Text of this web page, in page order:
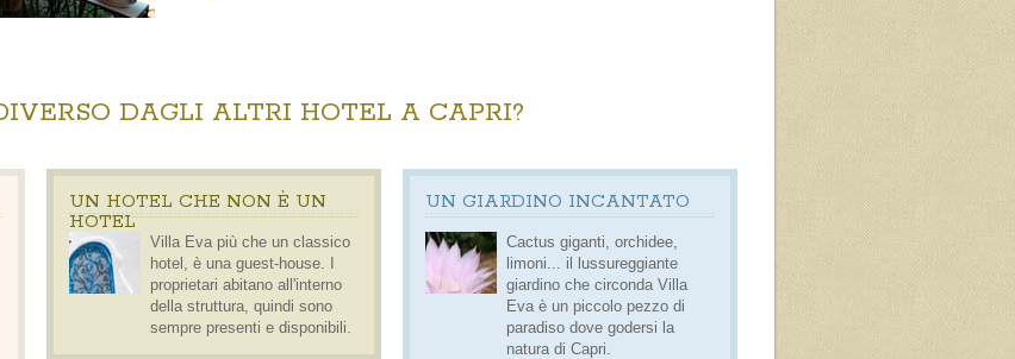
DAGLI ALTRI HOTEL A CAPRI?
UN HOTEL CHE NON È UN
HOTEL
Villa Eva più che un classico
hotel, è una guest-house. I
proprietari abitano all'interno
della struttura, quindi sono
sempre presenti e disponibili.
UN GIARDINO INCANTATO
Cactus giganti, orchidee,
limoni... il
lussureggiante
giardino che circonda Villa
Eva è un piccolo pezzo di
paradiso dove godersi la
natura di Capri.